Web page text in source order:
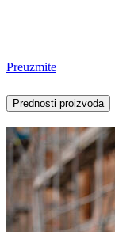
Preuzmite
Prednosti proizvoda